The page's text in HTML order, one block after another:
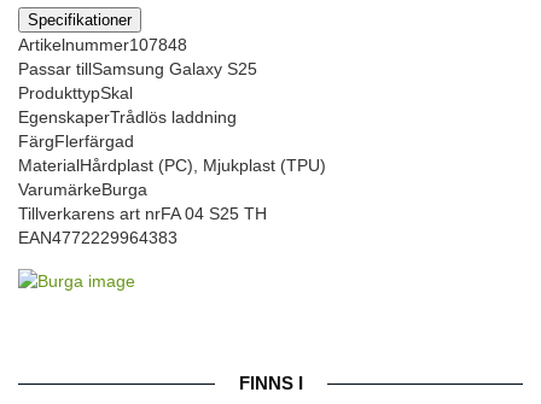
Specifikationer
Artikelnummer107848
Passar tillSamsung Galaxy S25
ProdukttypSkal
EgenskaperTrådlös laddning
FärgFlerfärgad
MaterialHårdplast (PC), Mjukplast (TPU)
VarumärkeBurga
Tillverkarens art nrFA 04 S25 TH
EAN4772229964383
FINNS I